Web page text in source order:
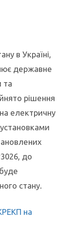
в Україні,
державне
та
рішення
електричну
до
стану.
на